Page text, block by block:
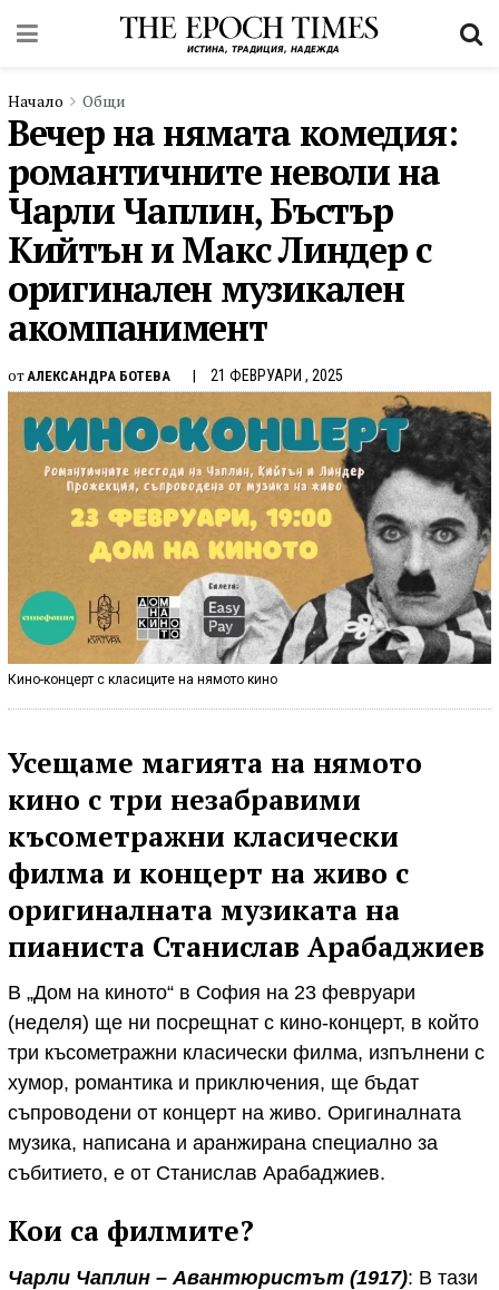
Начало Общи
Вечер на нямата комедия:
романтичните неволи на
Чарли Чаплин, Бъстър
Кийтън и Макс Линдер с
оригинален музикален
акомпанимент
от АЛЕКСАНДРА БОТЕВА 21 ФЕВРУАРИ , 2025
Кино-концерт с класиците на нямото кино
Усещаме магията на нямото
кино с три незабравими
късометражни класически
филма и концерт на живо с
оригиналната музиката на
пианиста Станислав Арабаджиев
В „Дом на киното“ в София на 23 февруари
(неделя) ще ни посрещнат с кино-концерт, в който
три късометражни класически филма, изпълнени с
хумор, романтика и приключения, ще бъдат
съпроводени от концерт на живо. Оригиналната
музика, написана и аранжирана специално за
събитието, е от Станислав Арабаджиев.
Кои са филмите?
Чарли Чаплин – Авантюристът (1917): В тази